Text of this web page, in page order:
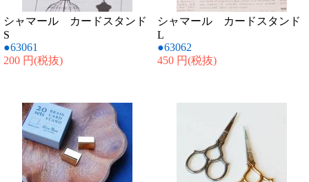
シャマール カードスタンド
S
●63061
200 円(税抜)
シャマール カードスタンド
L
●63062
450 円(税抜)